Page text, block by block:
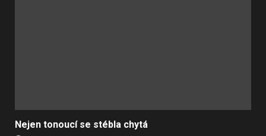
Nejen tonoucí se stébla chytá